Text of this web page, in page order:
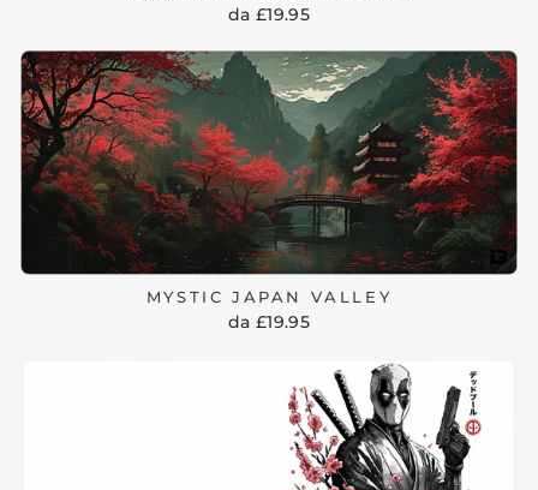
da £19.95
MYSTIC JAPAN VALLEY
da £19.95